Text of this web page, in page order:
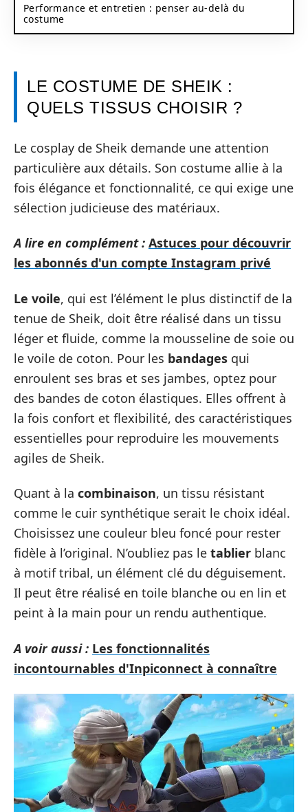
Performance et entretien : penser au-delà du
costume
LE COSTUME DE SHEIK :
QUELS TISSUS CHOISIR ?
Le cosplay de Sheik demande une attention
particulière aux détails. Son costume allie à la
fois élégance et fonctionnalité, ce qui exige une
sélection judicieuse des matériaux.
A lire en complément : Astuces pour découvrir
les abonnés d'un compte Instagram privé
Le voile, qui est l’élément le plus distinctif de la
tenue de Sheik, doit être réalisé dans un tissu
léger et fluide, comme la mousseline de soie ou
le voile de coton. Pour les bandages qui
enroulent ses bras et ses jambes, optez pour
des bandes de coton élastiques. Elles offrent à
la fois confort et flexibilité, des caractéristiques
essentielles pour reproduire les mouvements
agiles de Sheik.
Quant à la combinaison, un tissu résistant
comme le cuir synthétique serait le choix idéal.
Choisissez une couleur bleu foncé pour rester
fidèle à l’original. N’oubliez pas le tablier blanc
à motif tribal, un élément clé du déguisement.
Il peut être réalisé en toile blanche ou en lin et
peint à la main pour un rendu authentique.
A voir aussi : Les fonctionnalités
incontournables d'Inpiconnect à connaître